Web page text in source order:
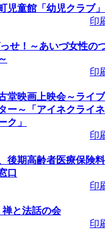
ウオ
：～
乗車体
」」 受
びる塾
：～
車体
児童館「幼児クラブ」
印
せ！～あいづ女性の
印
堂映画上映会～ライブ
ー～「アイネクライネ
ク」
印
後期高齢者医療保険料
口
印
と法話の会
印